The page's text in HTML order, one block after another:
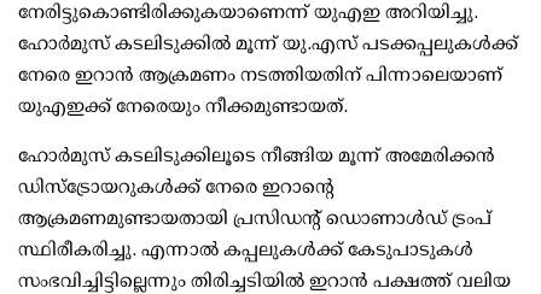
നേരിട്ടുകൊണ്ടിരിക്കുകയാണെന്ന് യുഎഇ അറിയിച്ചു.
ഹോര്‍മുസ് കടലിടുക്കില്‍ മൂന്ന് യു.എസ് പടക്കപ്പലുകള്‍ക്ക്
നേരെ ഇറാന്‍ ആക്രമണം നടത്തിയതിന് പിന്നാലെയാണ്
യുഎഇക്ക് നേരെയും നീക്കമുണ്ടായത്.
ഹോര്‍മുസ് കടലിടുക്കിലൂടെ നീങ്ങിയ മൂന്ന് അമേരിക്കന്‍
ഡിസ്‌ട്രോയറുകള്‍ക്ക് നേരെ ഇറാന്റെ
ആക്രമണമുണ്ടായതായി പ്രസിഡന്റ് ഡൊണാള്‍ഡ് ട്രംപ്
സ്ഥിരീകരിച്ചു. എന്നാല്‍ കപ്പലുകള്‍ക്ക് കേടുപാടുകള്‍
സംഭവിച്ചിട്ടില്ലെന്നും തിരിച്ചടിയില്‍ ഇറാന്‍ പക്ഷത്ത് വലിയ